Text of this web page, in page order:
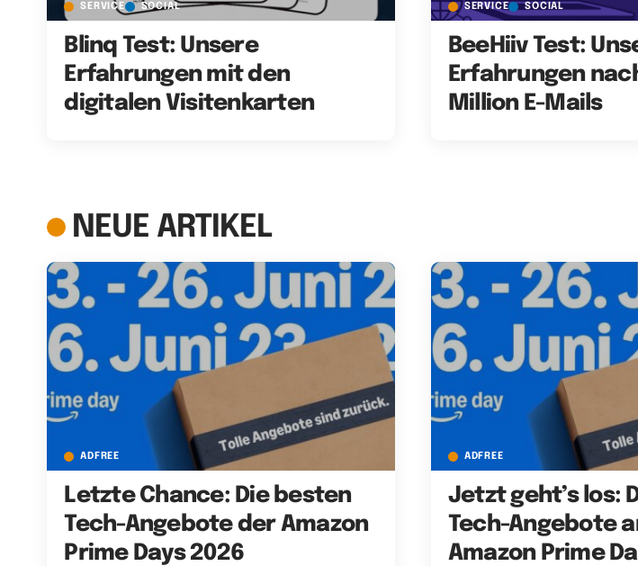
SERVICE SOCIAL
Blinq Test: Unsere
Erfahrungen mit den
digitalen Visitenkarten
SERVICE SOCIAL
BeeHiiv Test:
Erfahrungen
Million E-Mails
NEUE ARTIKEL
ADFREE
Letzte Chance: Die besten
Tech-Angebote der Amazon
Prime Days 2026
ADFREE
Jetzt geht’s los:
Tech-Angebote
Amazon Prime